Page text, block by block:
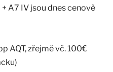
+ A7 IV jsou dnes cenově
AQT, zřejmě vč. 100€